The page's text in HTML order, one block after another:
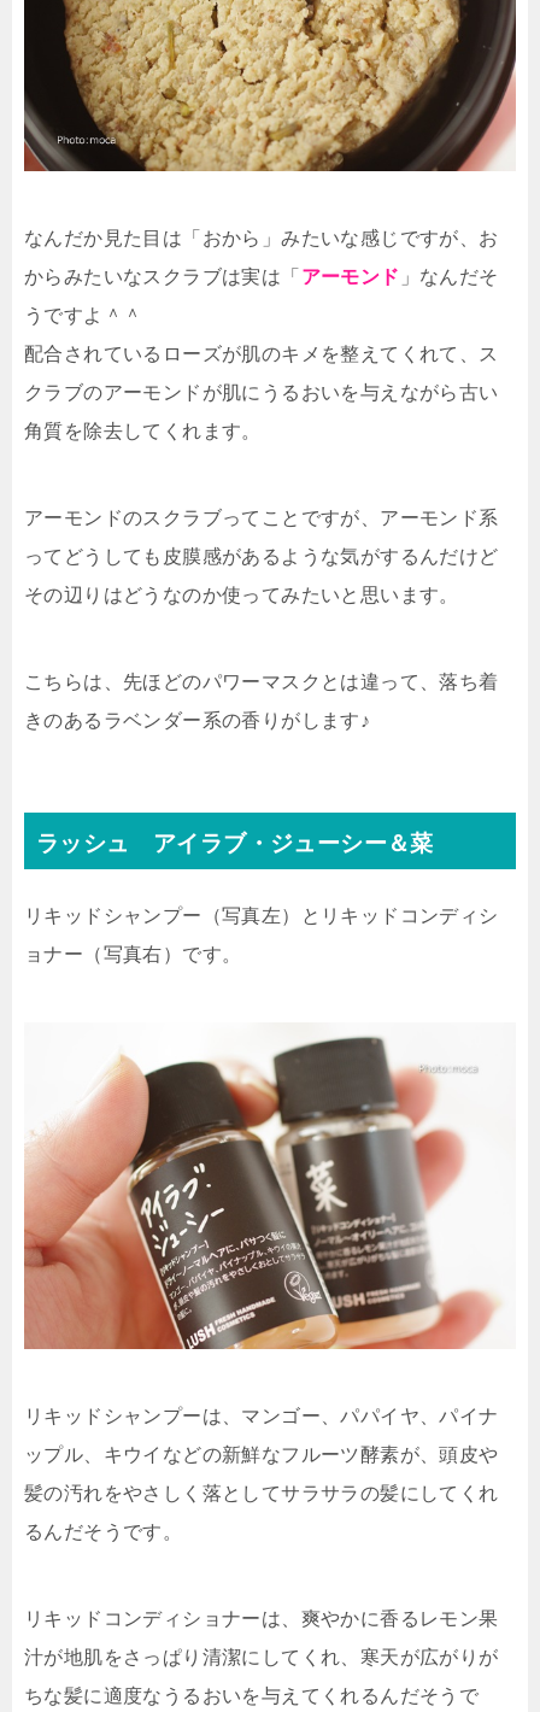
なんだか見た目は「おから」みたいな感じですが、お
からみたいなスクラブは実は「 アーモンド 」なんだそ
うですよ＾＾
配合されているローズが肌のキメを整えてくれて、ス
クラブのアーモンドが肌にうるおいを与えながら古い
角質を除去してくれます。
アーモンドのスクラブってことですが、アーモンド系
ってどうしても皮膜感があるような気がするんだけど
その辺りはどうなのか使ってみたいと思います。
こちらは、先ほどのパワーマスクとは違って、落ち着
きのあるラベンダー系の香りがします♪
ラッシュ アイラブ・ジューシー＆菜
リキッドシャンプー（写真左）とリキッドコンディシ
ョナー（写真右）です。
リキッドシャンプーは、マンゴー、パパイヤ、パイナ
ップル、キウイなどの新鮮なフルーツ酵素が、頭皮や
髪の汚れをやさしく落としてサラサラの髪にしてくれ
るんだそうです。
リキッドコンディショナーは、爽やかに香るレモン果
汁が地肌をさっぱり清潔にしてくれ、寒天が広がりが
ちな髪に適度なうるおいを与えてくれるんだそうで